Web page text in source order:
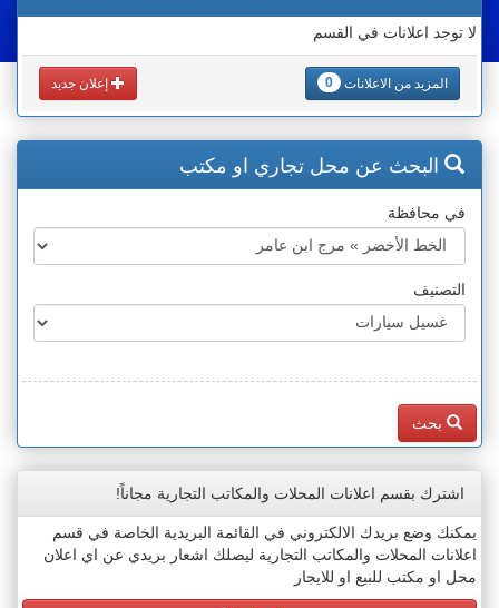
لا توجد اعلانات في القسم
المزيد من الاعلانات 0 إعلان جديد
البحث عن محل تجاري او مكتب
في محافظة
التصنيف
بحث
اشترك بقسم اعلانات المحلات والمكاتب التجارية مجاناً!
يمكنك وضع بريدك الالكتروني في القائمة البريدية الخاصة في قسم
اعلانات المحلات والمكاتب التجارية ليصلك اشعار بريدي عن اي اعلان
محل او مكتب للبيع او للايجار